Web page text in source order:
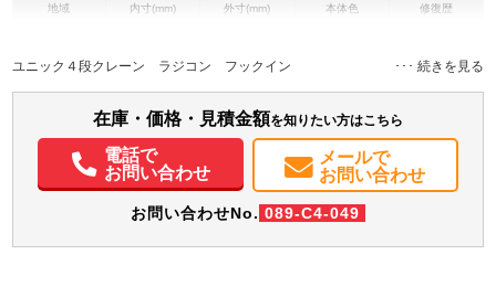
地域 内寸(mm)
H:400
外寸(mm)
H:2,980
本体色 修復歴
ユニック４段クレーン ラジコン フックイン
在庫・価格・見積金額を知りたい方はこちら
電話で
お問い合わせ
メールで
お問い合わせ
お問い合わせNo. 089-C4-049